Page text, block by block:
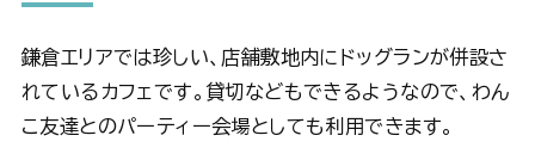
鎌倉エリアでは珍しい、店舗敷地内にドッグランが併設さ
れているカフェです。貸切などもできるようなので、わん
こ友達とのパーティー会場としても利用できます。